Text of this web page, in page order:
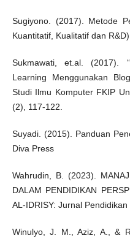
Sugiyono. (2017). Metode
Kuantitatif, Kualitatif dan
Sukmawati, et.al. (2017).
Learning Menggunakan
Studi Ilmu Komputer FKIP
(2), 117-122.
Suyadi. (2015). Panduan
Diva Press
Wahrudin, B. (2023).
DALAM PENDIDIKAN
AL-IDRISY: Jurnal
Winulyo, J. M., Aziz, A., &